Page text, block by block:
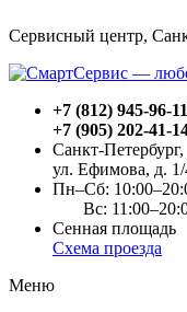
Сервисный центр,
+7 (812) 945-96-11
+7 (905) 202-41-
Санкт-Петербург,
ул. Ефимова, д.
Пн–Сб:
Вс:
Сенная площадь
Схема проезда
Меню